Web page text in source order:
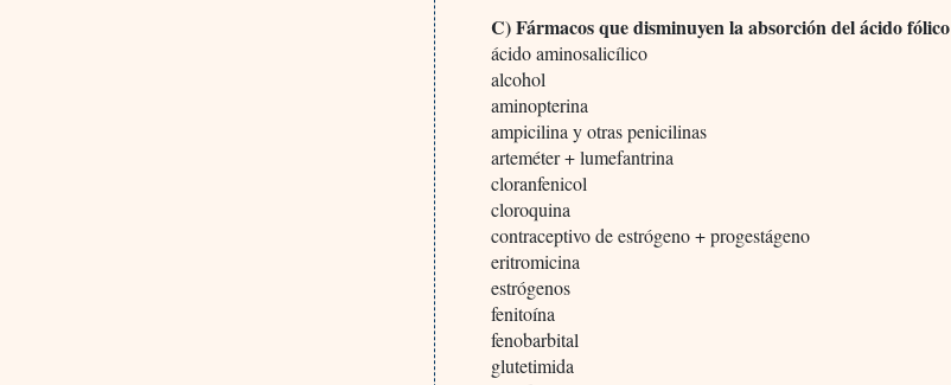
C) Fármacos que disminuyen la absorción del ácido fólico
ácido aminosalicílico
alcohol
aminopterina
ampicilina y otras penicilinas
arteméter + lumefantrina
cloranfenicol
cloroquina
contraceptivo de estrógeno + progestágeno
eritromicina
estrógenos
fenitoína
fenobarbital
glutetimida